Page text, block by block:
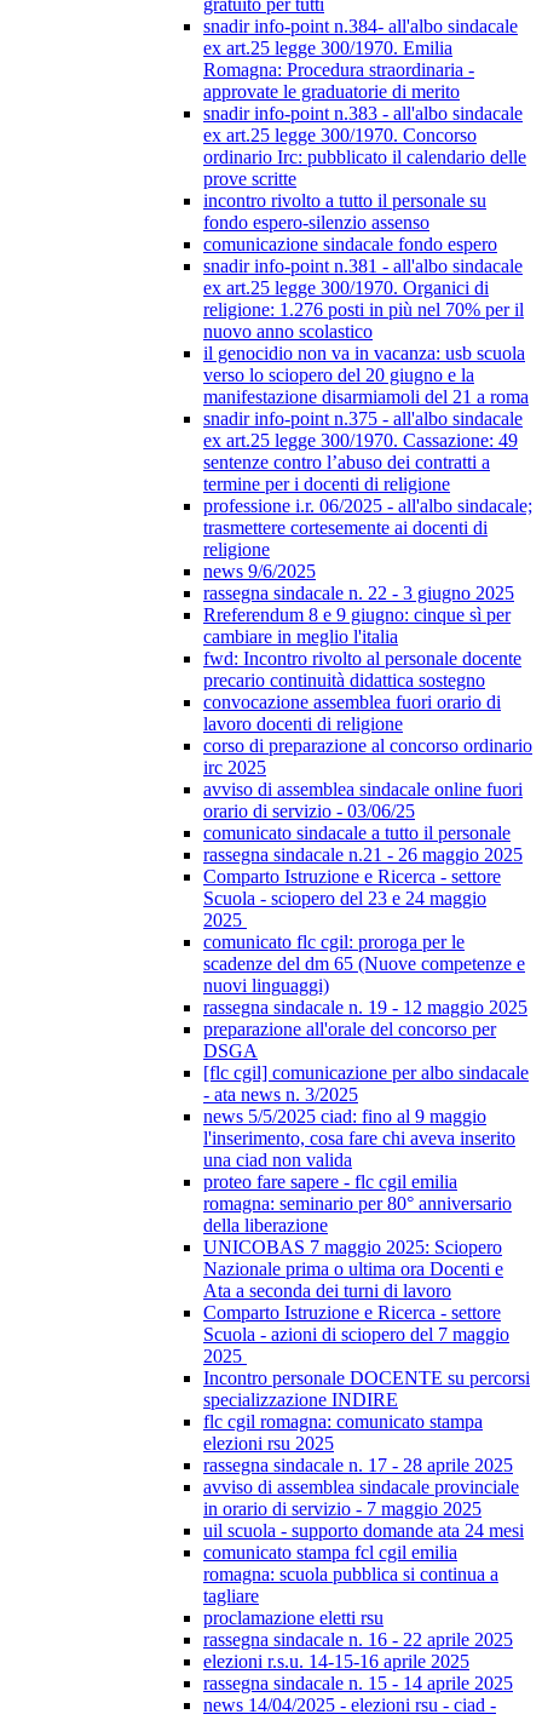
gratuito per tutti
snadir info-point n.384- all'albo sindacale
ex art.25 legge 300/1970. Emilia
Romagna: Procedura straordinaria -
approvate le graduatorie di merito
snadir info-point n.383 - all'albo sindacale
ex art.25 legge 300/1970. Concorso
ordinario Irc: pubblicato il calendario delle
prove scritte
incontro rivolto a tutto il personale su
fondo espero-silenzio assenso
comunicazione sindacale fondo espero
snadir info-point n.381 - all'albo sindacale
ex art.25 legge 300/1970. Organici di
religione: 1.276 posti in più nel 70% per il
nuovo anno scolastico
il genocidio non va in vacanza: usb scuola
verso lo sciopero del 20 giugno e la
manifestazione disarmiamoli del 21 a roma
snadir info-point n.375 - all'albo sindacale
ex art.25 legge 300/1970. Cassazione: 49
sentenze contro l’abuso dei contratti a
termine per i docenti di religione
professione i.r. 06/2025 - all'albo sindacale;
trasmettere cortesemente ai docenti di
religione
news 9/6/2025
rassegna sindacale n. 22 - 3 giugno 2025
Rreferendum 8 e 9 giugno: cinque sì per
cambiare in meglio l'italia
fwd: Incontro rivolto al personale docente
precario continuità didattica sostegno
convocazione assemblea fuori orario di
lavoro docenti di religione
corso di preparazione al concorso ordinario
irc 2025
avviso di assemblea sindacale online fuori
orario di servizio - 03/06/25
comunicato sindacale a tutto il personale
rassegna sindacale n.21 - 26 maggio 2025
Comparto Istruzione e Ricerca - settore
Scuola - sciopero del 23 e 24 maggio
2025
comunicato flc cgil: proroga per le
scadenze del dm 65 (Nuove competenze e
nuovi linguaggi)
rassegna sindacale n. 19 - 12 maggio 2025
preparazione all'orale del concorso per
DSGA
[flc cgil] comunicazione per albo sindacale
- ata news n. 3/2025
news 5/5/2025 ciad: fino al 9 maggio
l'inserimento, cosa fare chi aveva inserito
una ciad non valida
proteo fare sapere - flc cgil emilia
romagna: seminario per 80° anniversario
della liberazione
UNICOBAS 7 maggio 2025: Sciopero
Nazionale prima o ultima ora Docenti e
Ata a seconda dei turni di lavoro
Comparto Istruzione e Ricerca - settore
Scuola - azioni di sciopero del 7 maggio
2025
Incontro personale DOCENTE su percorsi
specializzazione INDIRE
flc cgil romagna: comunicato stampa
elezioni rsu 2025
rassegna sindacale n. 17 - 28 aprile 2025
avviso di assemblea sindacale provinciale
in orario di servizio - 7 maggio 2025
uil scuola - supporto domande ata 24 mesi
comunicato stampa fcl cgil emilia
romagna: scuola pubblica si continua a
tagliare
proclamazione eletti rsu
rassegna sindacale n. 16 - 22 aprile 2025
elezioni r.s.u. 14-15-16 aprile 2025
rassegna sindacale n. 15 - 14 aprile 2025
news 14/04/2025 - elezioni rsu - ciad -